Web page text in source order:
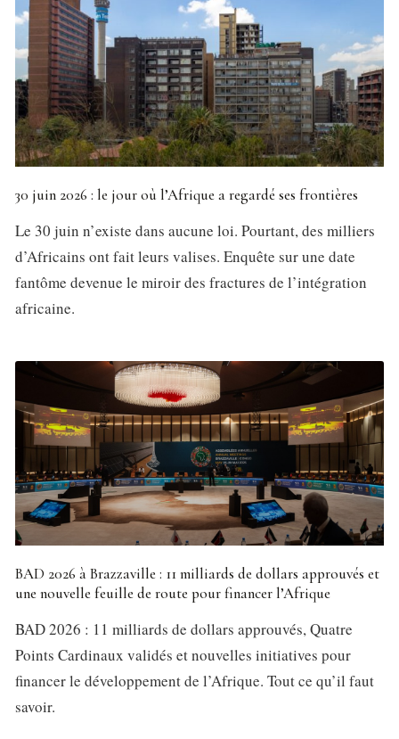
30 juin 2026 : le jour où l’Afrique a regardé ses frontières
Le 30 juin n’existe dans aucune loi. Pourtant, des milliers
d’Africains ont fait leurs valises. Enquête sur une date
fantôme devenue le miroir des fractures de l’intégration
africaine.
BAD 2026 à Brazzaville : 11 milliards de dollars approuvés et
une nouvelle feuille de route pour financer l’Afrique
BAD 2026 : 11 milliards de dollars approuvés, Quatre
Points Cardinaux validés et nouvelles initiatives pour
financer le développement de l’Afrique. Tout ce qu’il faut
savoir.